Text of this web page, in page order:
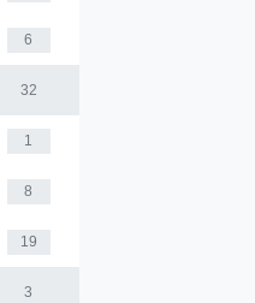
6
32
1
8
19
3